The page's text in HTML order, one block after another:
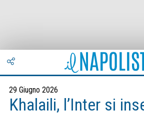
29 Giugno 2026
Khalaili, l’Inter si